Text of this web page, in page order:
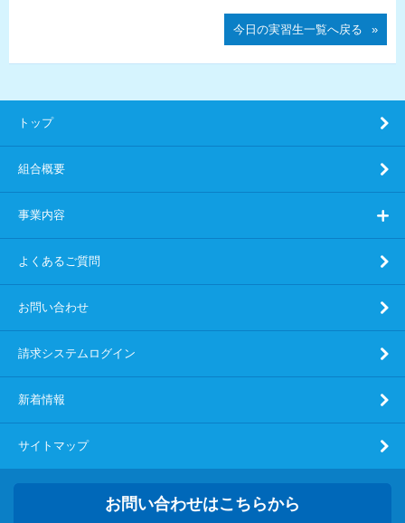
今日の実習生一覧へ戻る
トップ
組合概要
事業内容
よくあるご質問
お問い合わせ
請求システムログイン
新着情報
サイトマップ
お問い合わせはこちらから